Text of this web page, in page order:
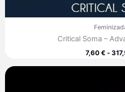
Critical Soma –
7,60€ -